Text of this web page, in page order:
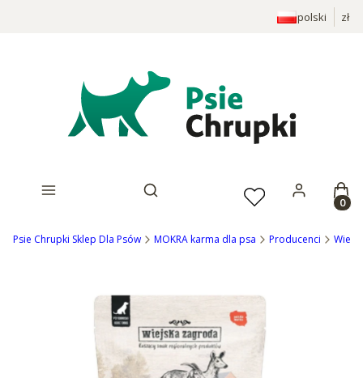
polski zł
Otwórz wyszukiwarkę
Psie Chrupki Sklep Dla Psów MOKRA karma dla psa Producenci